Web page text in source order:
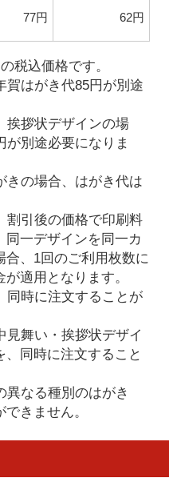
77円 62円
税込価格です。
はがき代85円が別途
拶状デザインの場
が別途必要になりま
の場合、はがき代は
引後の価格で印刷料
同一デザインを同一カ
合、1回のご利用枚数に
適用となります。
時に注文することが
舞い・挨拶状デザイ
、同時に注文すること
なる種別のはがき
きません。